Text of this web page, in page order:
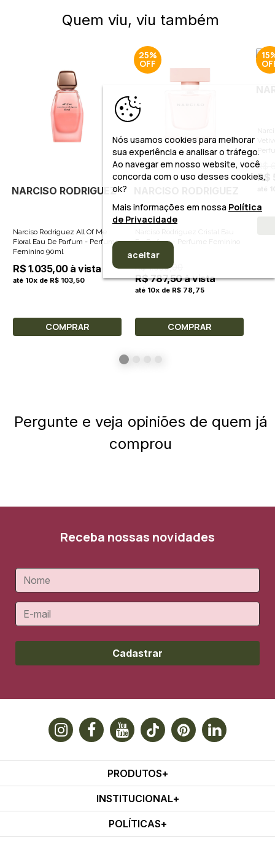
Quem viu, viu também
NARCISO RODRIGUEZ
Narciso Rodriguez All Of Me
Floral Eau De Parfum - Perfume
Feminino 90ml
R$ 1.035,00 à vista
até 10x de R$ 103,50
COMPRAR
25%
Narciso Rodriguez Cristal Eau
De Parfum - Perfume Feminino
90ml
R$ 1.050,00
R$ 787,50 à vista
até 10x de R$ 78,75
COMPRAR
R$
R$
até
Pergunte e veja opiniões de quem já
comprou
Receba nossas novidades
Cadastrar
PRODUTOS
INSTITUCIONAL
POLÍTICAS
Nós usamos cookies para melhorar
sua experiência e analisar o tráfego.
Ao navegar em nosso website, você
concorda com o uso desses cookies,
ok?
Mais informações em nossa Política
de Privacidade
aceitar